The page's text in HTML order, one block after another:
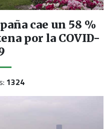
cae un 58 %
por la COVID-
1324